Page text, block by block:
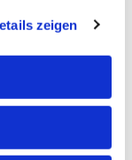
zeigen